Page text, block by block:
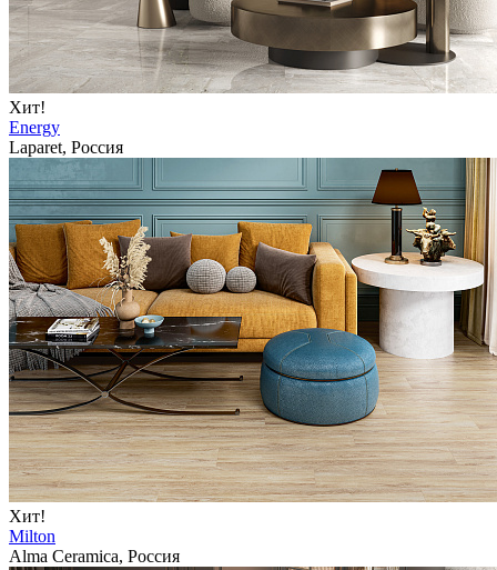
Хит!
Energy
Laparet, Россия
Хит!
Milton
Alma Ceramica, Россия